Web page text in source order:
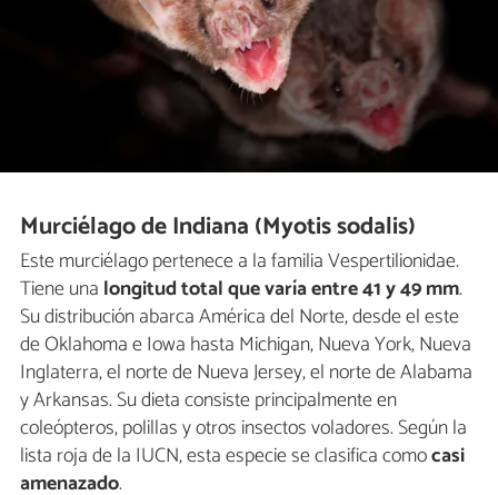
Murciélago de Indiana (Myotis sodalis)
Este murciélago pertenece a la familia Vespertilionidae.
Tiene una longitud total que varía entre 41 y 49 mm.
Su distribución abarca América del Norte, desde el este
de Oklahoma e Iowa hasta Michigan, Nueva York, Nueva
Inglaterra, el norte de Nueva Jersey, el norte de Alabama
y Arkansas. Su dieta consiste principalmente en
coleópteros, polillas y otros insectos voladores. Según la
lista roja de la IUCN, esta especie se clasifica comocasi
amenazado.